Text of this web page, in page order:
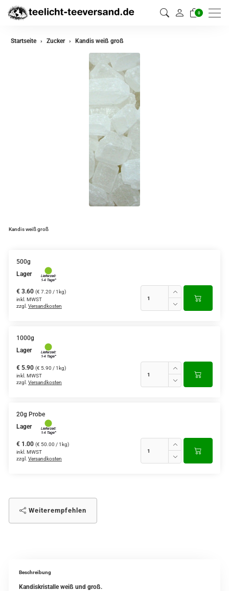
0
Startseite Zucker Kandis weiß groß
Kandis weiß groß
500g
Lager
€ 3.60 (€ 7.20 / 1kg)
inkl. MWST
zzgl. Versandkosten
1000g
Lager
€ 5.90 (€ 5.90 / 1kg)
inkl. MWST
zzgl. Versandkosten
20g Probe
Lager
€ 1.00 (€ 50.00 / 1kg)
inkl. MWST
zzgl. Versandkosten
Weiterempfehlen
Beschreibung
Kandiskristalle weiß und groß.